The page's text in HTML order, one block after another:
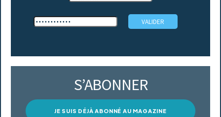
S’ABONNER
JE SUIS DÉJÀ ABONNÉ AU MAGAZINE